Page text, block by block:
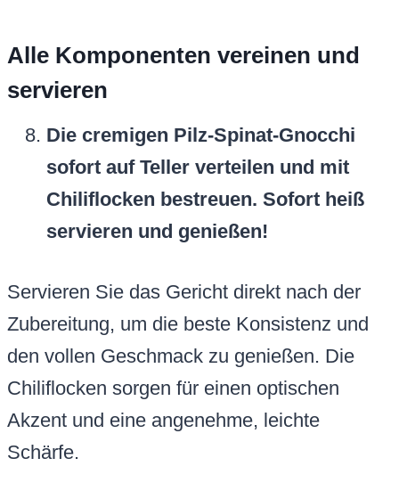
Alle Komponenten vereinen und
servieren
Die cremigen Pilz-Spinat-Gnocchi
sofort auf Teller verteilen und mit
Chiliflocken bestreuen. Sofort heiß
servieren und genießen!
Servieren Sie das Gericht direkt nach der
Zubereitung, um die beste Konsistenz und
den vollen Geschmack zu genießen. Die
Chiliflocken sorgen für einen optischen
Akzent und eine angenehme, leichte
Schärfe.